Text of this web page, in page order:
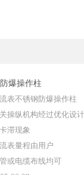
爆操作柱
表不锈钢防爆操作柱
操纵机构经过优化设
滞现象
表量程由用户
或电缆布线均可